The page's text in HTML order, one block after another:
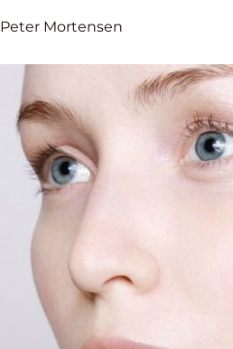
Peter Mortensen